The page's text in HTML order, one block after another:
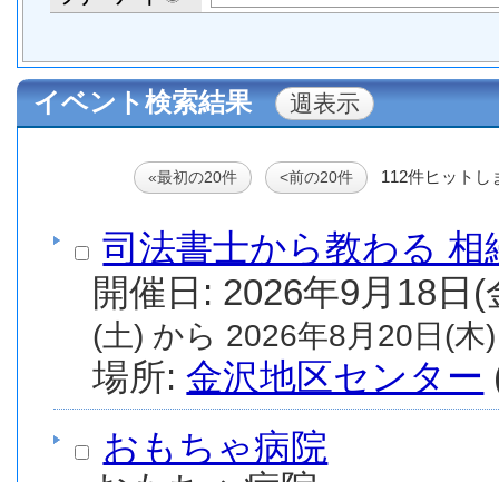
イベント検索結果
«最初の20件 <前の20件 112件ヒットし
司法書士から教わる 相
(土) から 2026年8月20日(木
場所:金沢地区センター
おもちゃ病院